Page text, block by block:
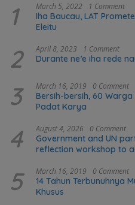
1 March 5, 2022 1 Comment
Iha Baucau, LAT
Eleitu
2 April 8, 2023 1 Comment
Durante ne’e iha rede
3 March 16, 2019 0 Comment
Bersih-bersih, 60
Padat Karya
4 August 4, 2026 0 Comment
Government and UN
reflection workshop to
5 March 16, 2019 0 Comment
14 Tahun Terbunuhnya
Khusus